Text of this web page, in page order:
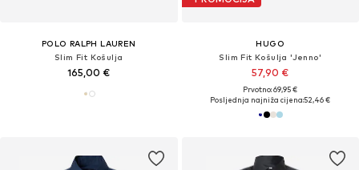
POLO RALPH LAUREN
Slim Fit Košulja
165,00 €
HUGO
Slim Fit Košulja 'Jenno'
57,90 €
Prvotno: 69,95 €
Posljednja najniža cijena:52,46 €